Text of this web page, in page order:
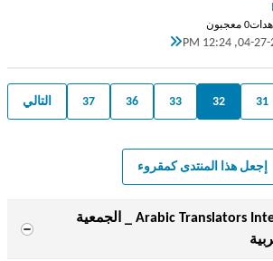
0 معجبون
04-27-2007,
31
32
33
36
37 التالي
إجعل هذا المنتدى كمقروء
إحصائيات Arabic Translators International _ الجمعية